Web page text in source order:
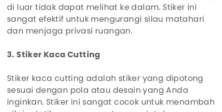
di luar tidak dapat melihat ke dalam. Stiker ini
sangat efektif untuk mengurangi silau matahari
dan menjaga privasi ruangan.
3. Stiker Kaca Cutting
Stiker kaca cutting adalah stiker yang dipotong
sesuai dengan pola atau desain yang Anda
inginkan. Stiker ini sangat cocok untuk menambah